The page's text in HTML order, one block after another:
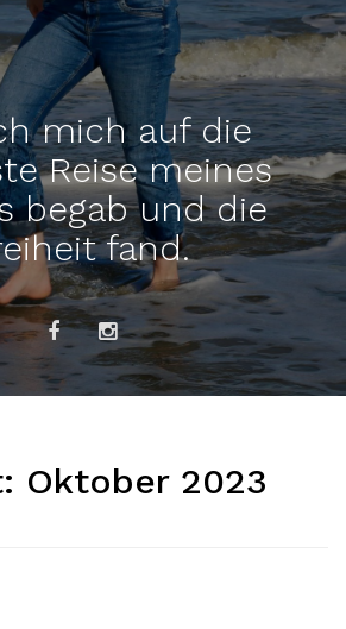
mich auf die
Reise meines
begab und die
fand.
Oktober 2023